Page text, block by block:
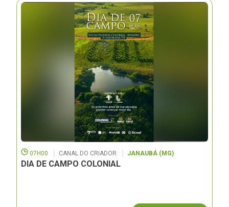
07H00 CANAL DO CRIADOR JANAUBÁ (MG)
DIA DE CAMPO COLONIAL